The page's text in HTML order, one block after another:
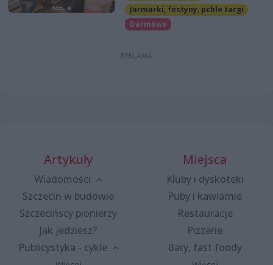
Jarmarki, festyny, pchle targi
Darmowe
Artykuły
Wiadomości
Szczecin w budowie
Szczecińscy pionierzy
Jak jedziesz?
Publicystyka - cykle
Miejsca
Kluby i dyskoteki
Puby i kawiarnie
Restauracje
Pizzerie
Bary, fast foody